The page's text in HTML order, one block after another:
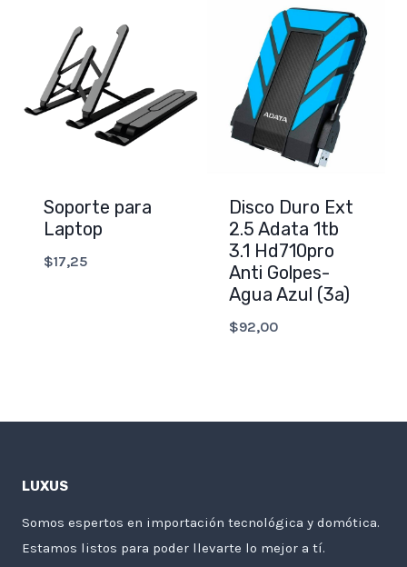
Soporte para
Laptop
$17,25
Disco Duro Ext
2.5 Adata 1tb
3.1 Hd710pro
Anti Golpes-
Agua Azul (3a)
$92,00
LUXUS
Somos espertos en importación tecnológica y domótica.
Estamos listos para poder llevarte lo mejor a tí.